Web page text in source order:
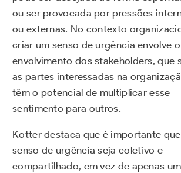
ou ser provocada por pressões
ou externas. No contexto
criar um senso de urgência envolve o
envolvimento dos stakeholders, que
as partes interessadas na
têm o potencial de multiplicar esse
sentimento para outros.
Kotter destaca que é importante
senso de urgência seja coletivo e
compartilhado, em vez de apenas